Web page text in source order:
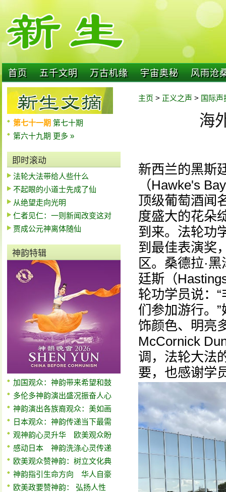
首页 五千文明 万古机缘 宇宙奥秘 风雨沧
第七十一期 第七十期
第六十九期 更多 »
即时滚动
法轮大法带给人些什么
不起眼的小道士先成了仙
从绝望走向光明
仁者见仁：一则新闻改变这对
贾成公元神离体随仙
神韵特辑
加国观众：神韵带来希望和鼓
多伦多神韵演出盛况振奋人心
神韵演出各族裔观众：美如画
日本观众：神韵传递当下最需
观神韵心灵升华 欧美观众盼
感动日本 神韵洗涤心灵传递
欧美观众赞神韵：树立文化典
神韵指引生命方向 华人自豪
欧美政要赞神韵： 弘扬人性
主页 > 正义之声 > 国际声
海
新西兰的黑斯
（Hawke's
顶级葡萄酒闻
度盛大的花朵
到来。法轮功
到最佳表演奖
区。桑德拉·
廷斯（
轮功学员说：
们参加游行。
饰颜色、明亮
McCornick
调，法轮大法
要，也感谢学